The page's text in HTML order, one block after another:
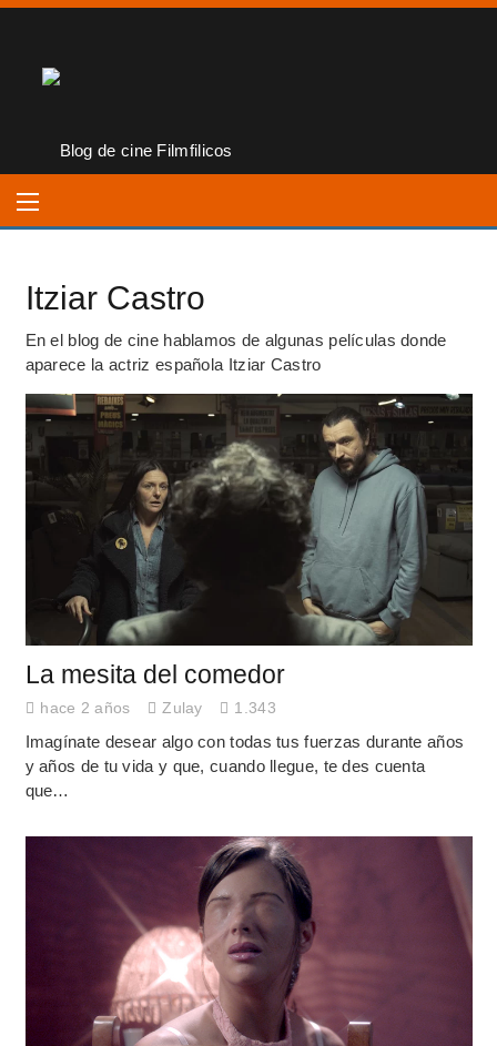
Itziar Castro
En el blog de cine hablamos de algunas películas donde
aparece la actriz española Itziar Castro
La mesita del comedor
hace 2 años Zulay 1.343
Imagínate desear algo con todas tus fuerzas durante años
y años de tu vida y que, cuando llegue, te des cuenta
que…